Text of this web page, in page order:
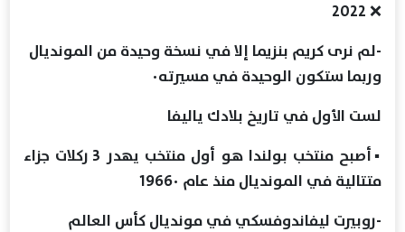
❌ 2022
-لم نرى كريم بنزيما إلا في نسخة وحيدة من المونديال
وربما ستكون الوحيدة في مسيرته٠
‏لست الأول في تاريخ بلادك ياليفا
▪أصبح منتخب بولندا هو أول منتخب يهدر 3 ركلات جزاء
متتالية في المونديال منذ عام 1966٠
‏-روبيرت ليفاندوفسكي في مونديال كأس العالم